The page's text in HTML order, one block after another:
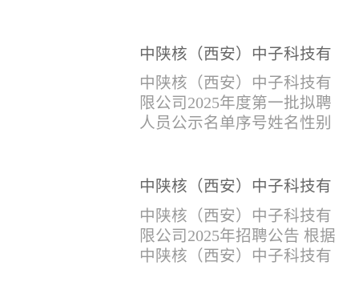
会招聘：面向社会招聘，同
等条件下集团内部员工优
先。（2）应届生招聘：国家
计划内统一招收的全日制院
校应届毕业生，重点院校应
登记表》(见附件2）并如实
填写。并将《应聘人员登记
表》和本人学历学位证书和
相关证件扫描件发送至报名
中陕核（西安）中子科技有
限公司2025年度第一批拟聘
人员公示名单
中陕核（西安）中子科技有
限公司2025年度第一批拟聘
人员公示名单序号姓名性别
本科西安石油大学测控技术
月本科西安石油大学通信工
程社招3王小明男1981年11月
本科西安石油大学测控技术
中陕核（西安）中子科技有
限公司2025年招聘公告
中陕核（西安）中子科技有
限公司2025年招聘公告 根据
中陕核（西安）中子科技有